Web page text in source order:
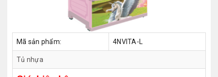
Mã sản phẩm: 4NVITA-L
Tủ nhựa